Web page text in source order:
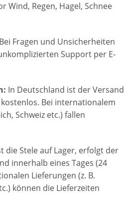
Wind, Regen, Hagel, Schnee
Bei Fragen und Unsicherheiten
Support per E-
In Deutschland ist der Versand
Bei internationalem
Schweiz etc.) fallen
die Stele auf Lager, erfolgt der
innerhalb eines Tages (24
Lieferungen (z. B.
können die Lieferzeiten